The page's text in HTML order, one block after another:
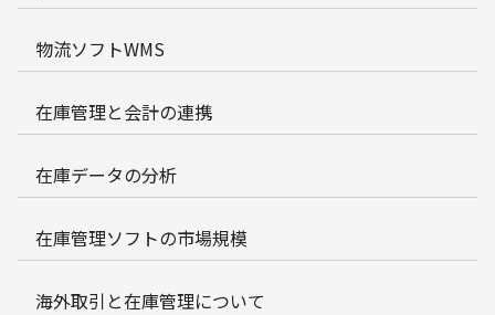
物流ソフトWMS
在庫管理と会計の連携
在庫データの分析
在庫管理ソフトの市場規模
海外取引と在庫管理について